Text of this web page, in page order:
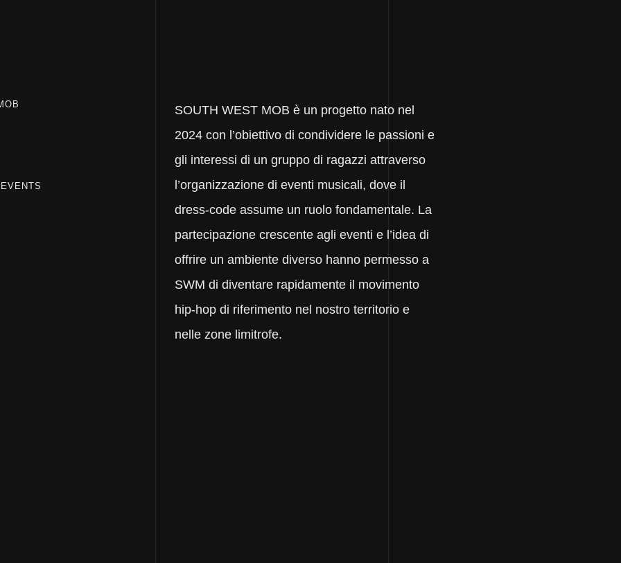
SOUTH WEST MOB è un progetto nato nel
2024 con l’obiettivo di condividere le passioni e
gli interessi di un gruppo di ragazzi attraverso
l’organizzazione di eventi musicali, dove il
dress-code assume un ruolo fondamentale. La
partecipazione crescente agli eventi e l’idea di
offrire un ambiente diverso hanno permesso a
SWM di diventare rapidamente il movimento
hip-hop di riferimento nel nostro territorio e
nelle zone limitrofe.